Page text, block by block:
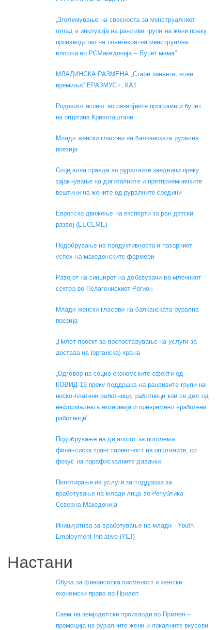
„Зголемување на свесноста за менструалниот
отпад и инклузија на ранливи групи на жени преку
производство на повеќекратна менструална
влошка во РСМакедонија – Буџет мама“
МЛАДИНСКА РАЗМЕНА „Стари занаети, нови
времиња“ ЕРАЗМУС+, КА1
Родовиот аспект во развојните програми и буџет
на општина Кривогаштани
Mлади женски гласови на балканската рурална
поезија
Социјална правда во руралните заедници преку
зајакнување на дигиталните и претприемничките
вештини на жените од руралните средини
Европско движење на експерти за ран детски
развој (EECEME)
Подобрување на продуктивноста и пазарниот
успех на македонските фармери
Равојот на синџирот на добавувачи во млечниот
сектор во Пелагонискиот Регион
Mлади женски гласови на балканската рурална
поезија
„Пилот проект за воспоставување на услуги за
достава на (органска) храна
„Одговор на социо-економските ефекти од
КОВИД-19 преку поддршка на ранливите групи на
ниско-платени работници, работници кои се дел од
неформалната економија и привремено вработени
работници”
Подобрување на дијалогот за поголема
финансиска транспарентност на општините, со
фокус на парафискалните давачки
Пилотирање на услуги за поддршка за
вработување на млади лица во Република
Северна Македонија
Иницијатива за вработување на млади - Youth
Employment Initiative (YEI)
Настани
Обука за финансиска писменост и женски
економски права во Прилеп
Саем на земјоделски производи во Прилеп –
промоција на руралните жени и локалните вкусови